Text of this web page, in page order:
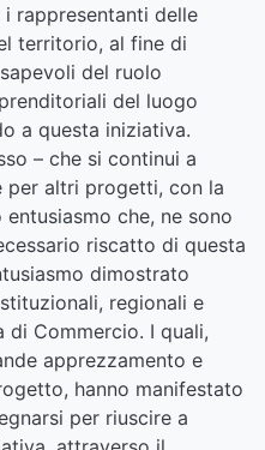
rappresentanti delle
territorio, al fine di
del ruolo
del luogo
a questa iniziativa.
– che si continui a
per altri progetti, con la
che, ne sono
riscatto di questa
dimostrato
regionali e
di Commercio. I quali,
apprezzamento e
hanno manifestato
per riuscire a